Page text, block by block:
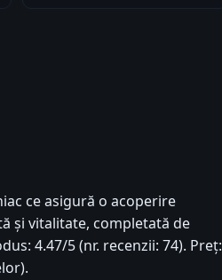
ce asigură o acoperire
și vitalitate, completată de
4.47/5 (nr. recenzii: 74). Preț: